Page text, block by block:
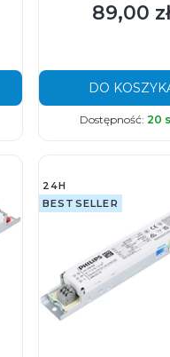
Cena
89,00
DO
Dostępność: 20
24H
BESTSELLER